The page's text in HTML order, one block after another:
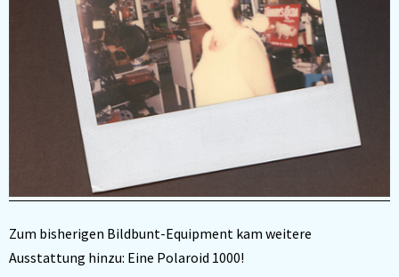
Zum bisherigen Bildbunt-Equipment kam weitere
Ausstattung hinzu: Eine Polaroid 1000!